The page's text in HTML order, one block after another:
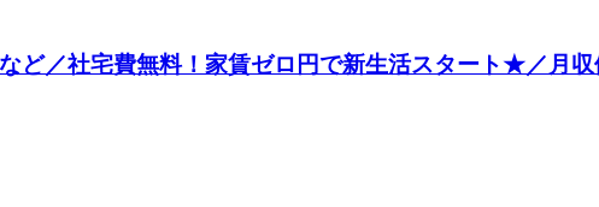
ど／社宅費無料！家賃ゼロ円で新生活スタート★／月